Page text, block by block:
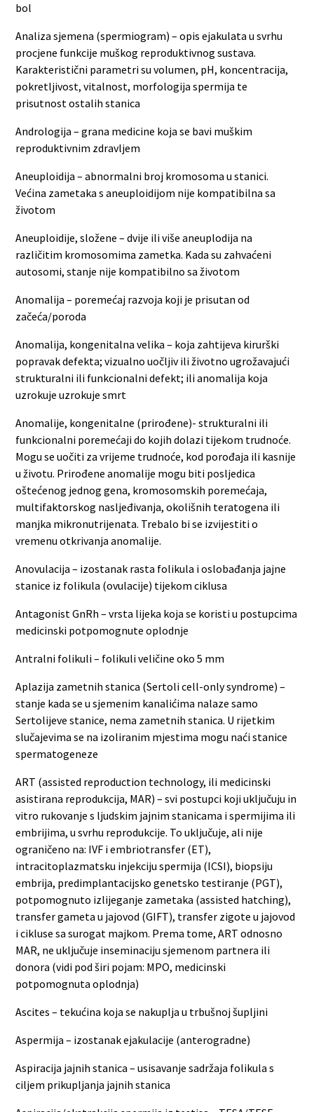
bol
Analiza sjemena (spermiogram) – opis ejakulata u svrhu
procjene funkcije muškog reproduktivnog sustava.
Karakteristični parametri su volumen, pH, koncentracija,
pokretljivost, vitalnost, morfologija spermija te
prisutnost ostalih stanica
Andrologija – grana medicine koja se bavi muškim
reproduktivnim zdravljem
Aneuploidija – abnormalni broj kromosoma u stanici.
Većina zametaka s aneuploidijom nije kompatibilna sa
životom
Aneuploidije, složene – dvije ili više aneuplodija na
različitim kromosomima zametka. Kada su zahvaćeni
autosomi, stanje nije kompatibilno sa životom
Anomalija – poremećaj razvoja koji je prisutan od
začeća/poroda
Anomalija, kongenitalna velika – koja zahtijeva kirurški
popravak defekta; vizualno uočljiv ili životno ugrožavajući
strukturalni ili funkcionalni defekt; ili anomalija koja
uzrokuje uzrokuje smrt
Anomalije, kongenitalne (prirođene)- strukturalni ili
funkcionalni poremećaji do kojih dolazi tijekom trudnoće.
Mogu se uočiti za vrijeme trudnoće, kod porođaja ili kasnije
u životu. Prirođene anomalije mogu biti posljedica
oštećenog jednog gena, kromosomskih poremećaja,
multifaktorskog nasljeđivanja, okolišnih teratogena ili
manjka mikronutrijenata. Trebalo bi se izvijestiti o
vremenu otkrivanja anomalije.
Anovulacija – izostanak rasta folikula i oslobađanja jajne
stanice iz folikula (ovulacije) tijekom ciklusa
Antagonist GnRh – vrsta lijeka koja se koristi u postupcima
medicinski potpomognute oplodnje
Antralni folikuli – folikuli veličine oko 5 mm
Aplazija zametnih stanica (Sertoli cell-only syndrome) –
stanje kada se u sjemenim kanalićima nalaze samo
Sertolijeve stanice, nema zametnih stanica. U rijetkim
slučajevima se na izoliranim mjestima mogu naći stanice
spermatogeneze
ART (assisted reproduction technology, ili medicinski
asistirana reprodukcija, MAR) – svi postupci koji uključuju in
vitro rukovanje s ljudskim jajnim stanicama i spermijima ili
embrijima, u svrhu reprodukcije. To uključuje, ali nije
ograničeno na: IVF i embriotransfer (ET),
intracitoplazmatsku injekciju spermija (ICSI), biopsiju
embrija, predimplantacijsko genetsko testiranje (PGT),
potpomognuto izlijeganje zametaka (assisted hatching),
transfer gameta u jajovod (GIFT), transfer zigote u jajovod
i cikluse sa surogat majkom. Prema tome, ART odnosno
MAR, ne uključuje inseminaciju sjemenom partnera ili
donora (vidi pod širi pojam: MPO, medicinski
potpomognuta oplodnja)
Ascites – tekućina koja se nakuplja u trbušnoj šupljini
Aspermija – izostanak ejakulacije (anterogradne)
Aspiracija jajnih stanica – usisavanje sadržaja folikula s
ciljem prikupljanja jajnih stanica